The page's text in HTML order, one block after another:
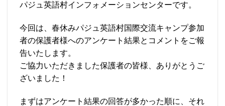
パジュ英語村インフォメーションセンターです。
今回は、春休みパジュ英語村国際交流キャンプ参加
者の保護者様へのアンケート結果とコメントをご報
告いたします。
ご協力いただきました保護者の皆様、ありがとうご
ざいました！
まずはアンケート結果の回答が多かった順に、それ